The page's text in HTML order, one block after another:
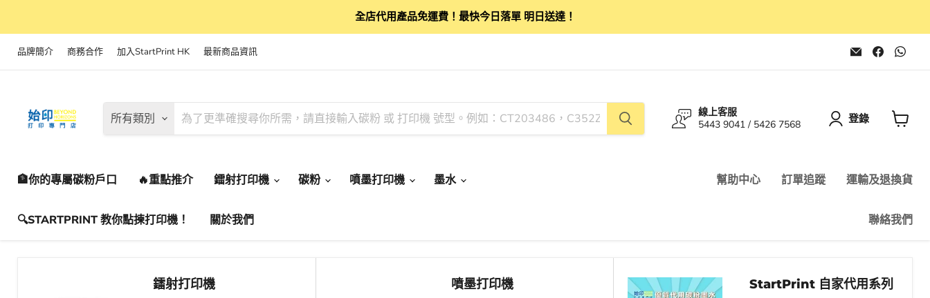
全店代用產品免運費！最快今日落單 明日送達！
品牌簡介 商務合作 加入StartPrint HK 最新商品資訊
在
電
子
到
在
找
找
所有類別
線上客服
5443 9041 / 5426 7568
登錄
物
車
🏦你的專屬碳粉戶口 🔥重點推介 鐳射打印機 碳粉 噴墨打印機 墨水
🔍STARTPRINT 教你點揀打印機！ 關於我們
幫助中心 訂單追蹤 運輸及退換貨
聯絡我們
鐳射打印機 噴墨打印機 StartPrint 自家代用系列